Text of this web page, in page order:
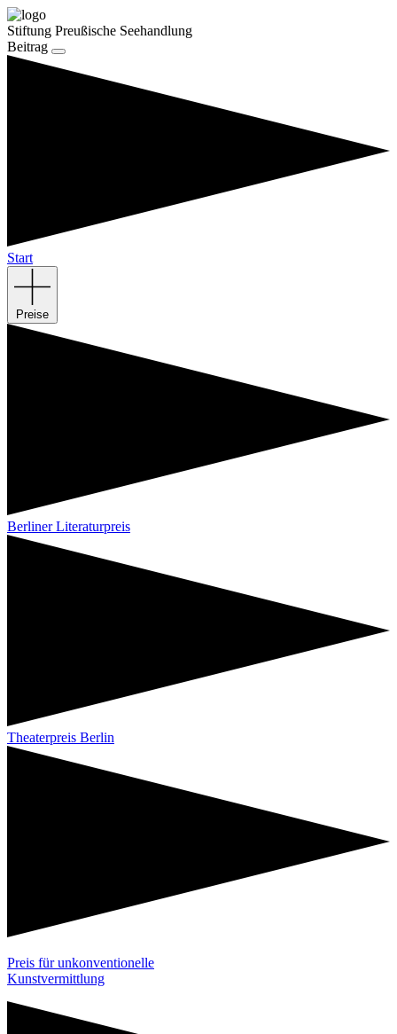
Stiftung Preußische Seehandlung
Beitrag
Start
Preise
Berliner Literaturpreis
Theaterpreis Berlin
Preis für unkonventionelle
Kunstvermittlung